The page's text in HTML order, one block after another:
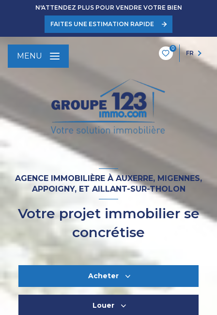
N'ATTENDEZ PLUS POUR VENDRE VOTRE BIEN
FAITES UNE ESTIMATION RAPIDE
0
FR
MENU
AGENCE IMMOBILIÈRE À AUXERRE, MIGENNES,
APPOIGNY, ET AILLANT-SUR-THOLON
Votre projet immobilier se
concrétise
Acheter
Louer